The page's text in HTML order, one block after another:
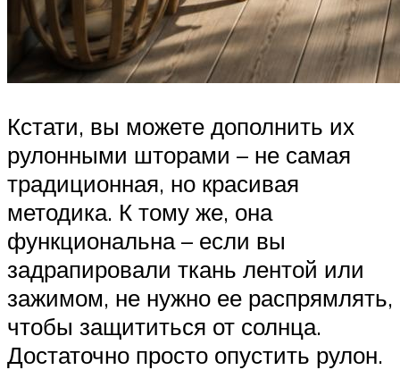
Кстати, вы можете дополнить их
рулонными шторами – не самая
традиционная, но красивая
методика. К тому же, она
функциональна – если вы
задрапировали ткань лентой или
зажимом, не нужно ее распрямлять,
чтобы защититься от солнца.
Достаточно просто опустить рулон.